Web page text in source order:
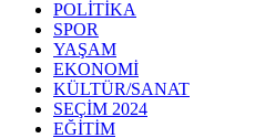
POLİTİKA
SPOR
YAŞAM
EKONOMİ
KÜLTÜR/SANAT
SEÇİM 2024
EĞİTİM